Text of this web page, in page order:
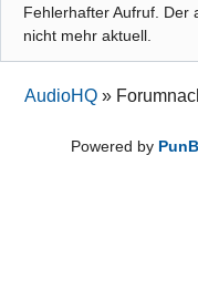
Anmelden
Datenschutz
Fehlerhafter Aufruf. Der
nicht mehr aktuell.
AudioHQ »
Powered by